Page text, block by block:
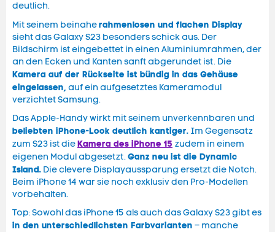
deutlich.
Mit seinem beinaherahmenlosen und flachen Display
sieht das Galaxy S23 besonders schick aus. Der
Bildschirm ist eingebettet in einen Aluminiumrahmen, der
an den Ecken und Kanten sanft abgerundet ist. Die
Kamera auf der Rückseite ist bündig in das Gehäuse
eingelassen, auf ein aufgesetztes Kameramodul
verzichtet Samsung.
Das Apple-Handy wirkt mit seinem unverkennbaren und
beliebten iPhone-Look deutlich kantiger. Im Gegensatz
zum S23 ist dieKamera des iPhone 15 zudem in einem
eigenen Modul abgesetzt.Ganz neu ist die Dynamic
Island. Die clevere Displayaussparung ersetzt die Notch.
Beim iPhone 14 war sie noch exklusiv den Pro-Modellen
vorbehalten.
Top: Sowohl das iPhone 15 als auch das Galaxy S23 gibt es
in den unterschiedlichsten Farbvarianten – manche